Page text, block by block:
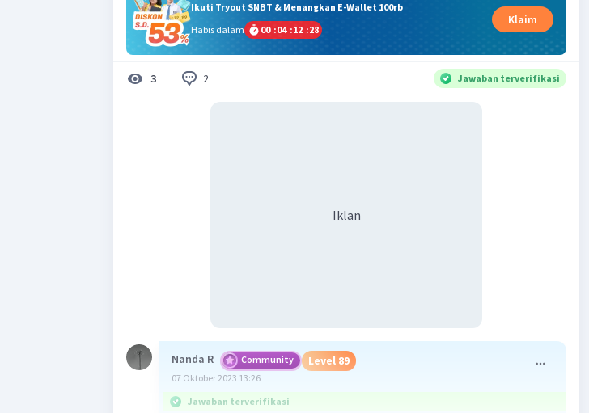
Ikuti Tryout SNBT & Menangkan E-Wallet 100rb
Habis dalam
00 :04 :12 :28
Klaim
3 2 Jawaban terverifikasi
Iklan
Nanda R Community Level 89
07 Oktober 2023 13:26
Jawaban terverifikasi